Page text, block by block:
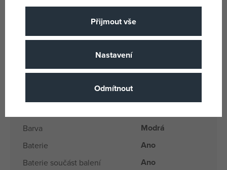
Co je součástí balení? 2 x bezdrátová sluchátka OTL TWS
(levá a pravá) 1 x nabíjecí pouzdro 1 x nabíjecí kabel USB 1
Parametry
Barva Modrá
Baterie Ano
Baterie součást balení Ano
Přijmout vše
Nastavení
Odmítnout